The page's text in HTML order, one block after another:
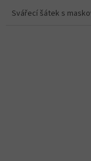
Svářecí šátek s